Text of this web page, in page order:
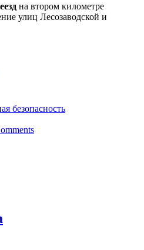
на втором километре
улиц Лесозаводской и
безопасность